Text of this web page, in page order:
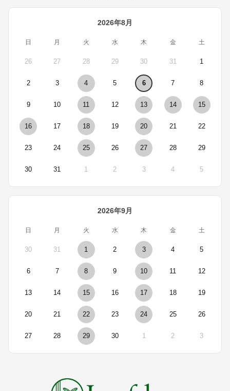
2026年8月
日 月 火 水 木 金 土
26 27 28 29 30 31 1
2 3 4 5 6 7 8
9 10 11 12 13 14 15
16 17 18 19 20 21 22
23 24 25 26 27 28 29
30 31 1 2 3 4 5
2026年9月
日 月 火 水 木 金 土
30 31 1 2 3 4 5
6 7 8 9 10 11 12
13 14 15 16 17 18 19
20 21 22 23 24 25 26
27 28 29 30 1 2 3